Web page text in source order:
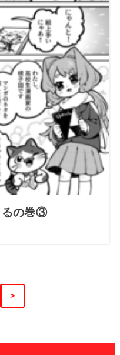
るの巻③
＞